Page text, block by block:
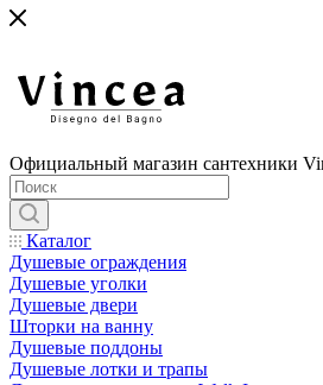
Официальный магазин сантехники
Каталог
Душевые ограждения
Душевые уголки
Душевые двери
Шторки на ванну
Душевые поддоны
Душевые лотки и трапы